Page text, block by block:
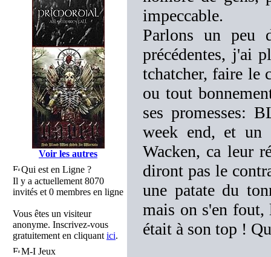
Voir les autres
Qui est en Ligne ?
Il y a actuellement 8070
invités et 0 membres en ligne
Vous êtes un visiteur
anonyme. Inscrivez-vous
gratuitement en cliquant ici.
M-I Jeux
impeccable.
Parlons un peu
précédentes, j'ai
tchatcher, faire le
ou tout
ses promesses:
week end, et un
Wacken, ca leur
diront pas le
une patate du
mais on s'en
était à son top !